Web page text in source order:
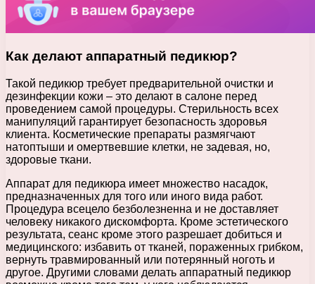
Как делают аппаратный педикюр?
Такой педикюр требует предварительной очистки и
дезинфекции кожи – это делают в салоне перед
проведением самой процедуры. Стерильность всех
манипуляций гарантирует безопасность здоровья
клиента. Косметические препараты размягчают
натоптыши и омертвевшие клетки, не задевая, но,
здоровые ткани.
Аппарат для педикюра имеет множество насадок,
предназначенных для того или иного вида работ.
Процедура всецело безболезненна и не доставляет
человеку никакого дискомфорта. Кроме эстетического
результата, сеанс кроме этого разрешает добиться и
медицинского: избавить от тканей, пораженных грибком,
вернуть травмированный или потерянный ноготь и
другое. Другими словами делать аппаратный педикюр